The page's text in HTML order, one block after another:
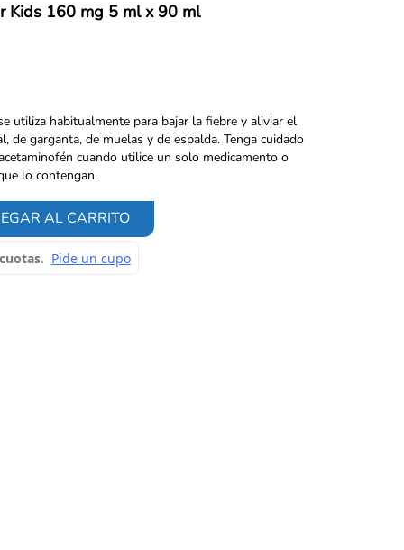
Kids 160 mg 5 ml x 90 ml
utiliza habitualmente para bajar la fiebre y aliviar el
de garganta, de muelas y de espalda. Tenga cuidado
cuando utilice un solo medicamento o
lo contengan.
AL CARRITO